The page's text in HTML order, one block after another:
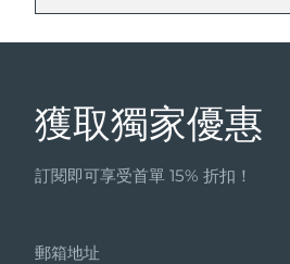
獲取獨家優惠
訂閱即可享受首單 15% 折扣！
郵箱地址